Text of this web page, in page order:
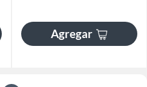
Agregar